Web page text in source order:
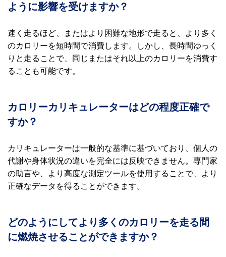
ように影響を受けますか？
速く走るほど、またはより困難な地形で走ると、より多く
のカロリーを短時間で消費します。しかし、長時間ゆっく
りと走ることで、同じまたはそれ以上のカロリーを消費す
ることも可能です。
カロリーカリキュレーターはどの程度正確で
すか？
カリキュレーターは一般的な基準に基づいており、個人の
代謝や身体状況の違いを完全には反映できません。専門家
の助言や、より高度な測定ツールを使用することで、より
正確なデータを得ることができます。
どのようにしてより多くのカロリーを走る間
に燃焼させることができますか？